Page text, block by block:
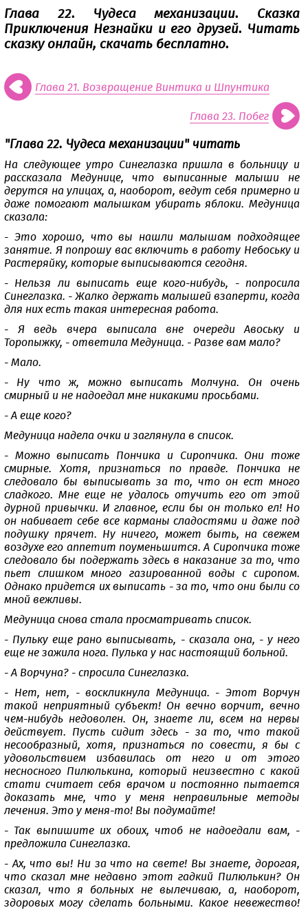
Глава 22. Чудеса механизации. Сказка
Приключения Незнайки и его друзей. Читать
сказку онлайн, скачать бесплатно.
Глава 21. Возвращение Винтика и Шпунтика
Глава 23. Побег
"Глава 22. Чудеса механизации" читать
На следующее утро Синеглазка пришла в больницу и
рассказала Медунице, что выписанные малыши не
дерутся на улицах, а, наоборот, ведут себя примерно и
даже помогают малышкам убирать яблоки. Медуница
сказала:
- Это хорошо, что вы нашли малышам подходящее
занятие. Я попрошу вас включить в работу Небоську и
Растеряйку, которые выписываются сегодня.
- Нельзя ли выписать еще кого-нибудь, - попросила
Синеглазка. - Жалко держать малышей взаперти, когда
для них есть такая интересная работа.
- Я ведь вчера выписала вне очереди Авоську и
Торопыжку, - ответила Медуница. - Разве вам мало?
- Мало.
- Ну что ж, можно выписать Молчуна. Он очень
смирный и не надоедал мне никакими просьбами.
- А еще кого?
Медуница надела очки и заглянула в список.
- Можно выписать Пончика и Сиропчика. Они тоже
смирные. Хотя, признаться по правде. Пончика не
следовало бы выписывать за то, что он ест много
сладкого. Мне еще не удалось отучить его от этой
дурной привычки. И главное, если бы он только ел! Но
он набивает себе все карманы сладостями и даже под
подушку прячет. Ну ничего, может быть, на свежем
воздухе его аппетит поуменьшится. А Сиропчика тоже
следовало бы подержать здесь в наказание за то, что
пьет слишком много газированной воды с сиропом.
Однако придется их выписать - за то, что они были со
мной вежливы.
Медуница снова стала просматривать список.
- Пульку еще рано выписывать, - сказала она, - у него
еще не зажила нога. Пулька у нас настоящий больной.
- А Ворчуна? - спросила Синеглазка.
- Нет, нет, - воскликнула Медуница. - Этот Ворчун
такой неприятный субъект! Он вечно ворчит, вечно
чем-нибудь недоволен. Он, знаете ли, всем на нервы
действует. Пусть сидит здесь - за то, что такой
несообразный, хотя, признаться по совести, я бы с
удовольствием избавилась от него и от этого
несносного Пилюлькина, который неизвестно с какой
стати считает себя врачом и постоянно пытается
доказать мне, что у меня неправильные методы
лечения. Это у меня-то! Вы подумайте!
- Так выпишите их обоих, чтоб не надоедали вам, -
предложила Синеглазка.
- Ах, что вы! Ни за что на свете! Вы знаете, дорогая,
что сказал мне недавно этот гадкий Пилюлькин? Он
сказал, что я больных не вылечиваю, а, наоборот,
здоровых могу сделать больными. Какое невежество!